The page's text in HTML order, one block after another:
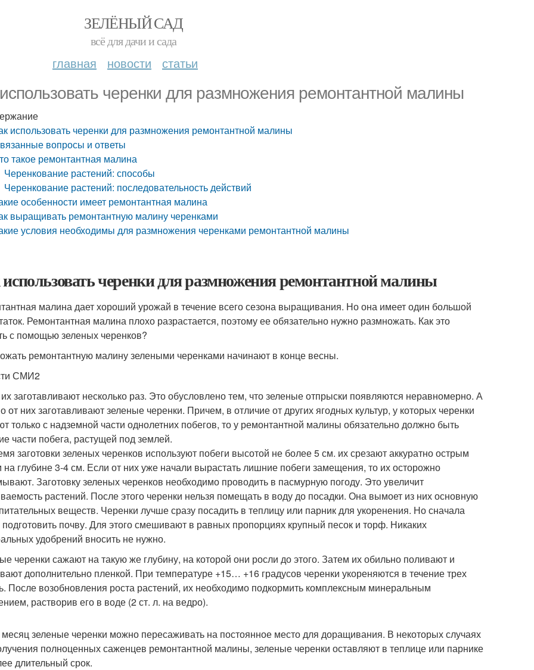
ЗЕЛЁНЫЙ САД
всё для дачи и сада
главная новости статьи
черенки для размножения ремонтантной малины
использовать черенки для размножения ремонтантной малины
вопросы и ответы
такое ремонтантная малина
Черенкование растений: способы
Черенкование растений: последовательность действий
особенности имеет ремонтантная малина
выращивать ремонтантную малину черенками
условия необходимы для размножения черенками ремонтантной малины
черенки для размножения ремонтантной малины
малина дает хороший урожай в течение всего сезона выращивания. Но она имеет один большой
Ремонтантная малина плохо разрастается, поэтому ее обязательно нужно размножать. Как это
с помощью зеленых черенков?
ремонтантную малину зелеными черенками начинают в конце весны.
СМИ2
заготавливают несколько раз. Это обусловлено тем, что зеленые отпрыски появляются неравномерно. А
от них заготавливают зеленые черенки. Причем, в отличие от других ягодных культур, у которых черенки
только с надземной части однолетних побегов, то у ремонтантной малины обязательно должно быть
части побега, растущей под землей.
заготовки зеленых черенков используют побеги высотой не более 5 см. их срезают аккуратно острым
глубине 3-4 см. Если от них уже начали вырастать лишние побеги замещения, то их осторожно
Заготовку зеленых черенков необходимо проводить в пасмурную погоду. Это увеличит
растений. После этого черенки нельзя помещать в воду до посадки. Она вымоет из них основную
веществ. Черенки лучше сразу посадить в теплицу или парник для укоренения. Но сначала
почву. Для этого смешивают в равных пропорциях крупный песок и торф. Никаких
удобрений вносить не нужно.
черенки сажают на такую же глубину, на которой они росли до этого. Затем их обильно поливают и
дополнительно пленкой. При температуре +15… +16 градусов черенки укореняются в течение трех
После возобновления роста растений, их необходимо подкормить комплексным минеральным
растворив его в воде (2 ст. л. на ведро).
зеленые черенки можно пересаживать на постоянное место для доращивания. В некоторых случаях
полноценных саженцев ремонтантной малины, зеленые черенки оставляют в теплице или парнике
длительный срок.